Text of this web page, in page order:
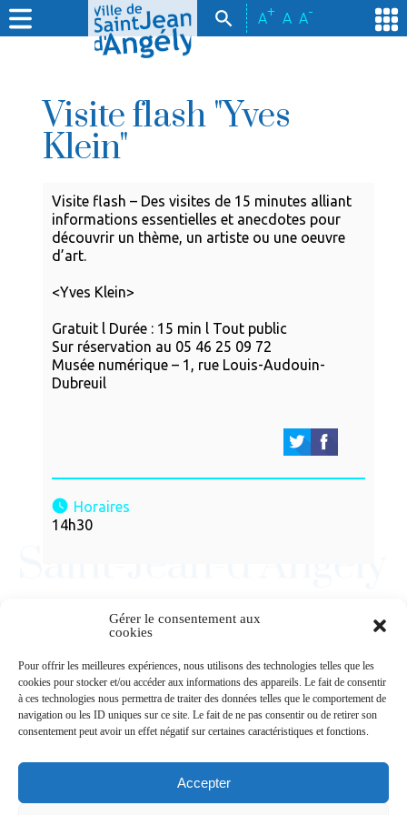
Gérer le consentement aux
cookies
Pour offrir les meilleures expériences, nous utilisons des technologies telles que les
cookies pour stocker et/ou accéder aux informations des appareils. Le fait de consentir
à ces technologies nous permettra de traiter des données telles que le comportement de
navigation ou les ID uniques sur ce site. Le fait de ne pas consentir ou de retirer son
consentement peut avoir un effet négatif sur certaines caractéristiques et fonctions.
Accepter
A+ A A-
Visite flash "Yves
Klein"
Visite flash – Des visites de 15 minutes alliant
informations essentielles et anecdotes pour
découvrir un thème, un artiste ou une oeuvre
d’art.
<Yves Klein>
Gratuit l Durée : 15 min l Tout public
Sur réservation au 05 46 25 09 72
Musée numérique – 1, rue Louis-Audouin-
Dubreuil
Horaires
14h30
Newsletters
Abonnez-vous à la newsletter
>